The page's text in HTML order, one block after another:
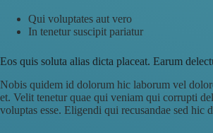
Qui voluptates aut vero
In tenetur suscipit pariatur
Eos quis soluta alias dicta placeat. Earum
Nobis quidem id dolorum hic laborum vel
et. Velit tenetur quae qui veniam qui corrupti
voluptas esse. Eligendi qui recusandae sed hic